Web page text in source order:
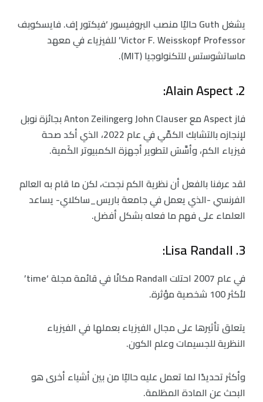
يشغل Guth حاليًا منصب البروفيسور ‘فيكتور إف. فايسكوبف
Victor F. Weisskopf Professor’ للفيزياء في معهد
ماساتشوستس للتكنولوجيا (MIT).
2. Alain Aspect:
فاز Aspect مع John Clauser وAnton Zeilinger بجائزة نوبل
لإنجازه بالتشابك الكمِّي في عام 2022، الذي أكد صحة
فيزياء الكم، وأسَّسَ لتطوير أجهزة الكمبيوتر الكَمية.
لقد عرفنا بالفعل أن نظرية الكم نجحت، لكن ما قام به العالم
الفرنسي -الذي يعمل في جامعة باريس_ساكلاي- يساعد
العلماء على فهم ما فعله بشكل أفضل.
3. Lisa Randall:
في عام 2007 احتلت Randall مكانًا في قائمة مجلة ‘time’
لأكثر 100 شخصية مؤثرة.
يتعلق تأثيرها على مجال الفيزياء بعملها في الفيزياء
النظرية للجسيمات وعلم الكون.
وأكثر تحديدًا لما تعمل عليه حاليًا من بين أشياء أخرى هو
البحث عن المادة المظلمة.